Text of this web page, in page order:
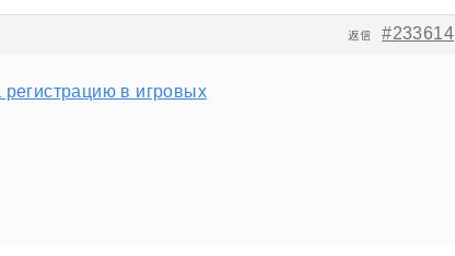
#233614
返信
регистрацию в игровых